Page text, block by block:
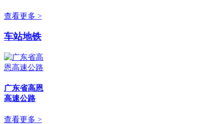
查看更多 >
车站地铁
广东省高恩
高速公路
查看更多 >